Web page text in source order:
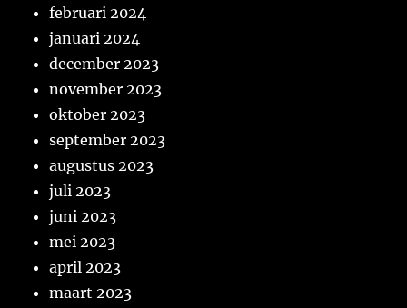
februari 2024
januari 2024
december 2023
november 2023
oktober 2023
september 2023
augustus 2023
juli 2023
juni 2023
mei 2023
april 2023
maart 2023